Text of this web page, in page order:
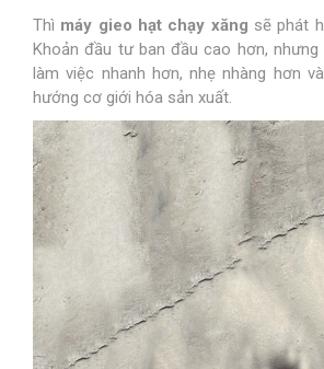
Thì máy gieo hạt chạy xăng sẽ phát
Khoản đầu tư ban đầu cao hơn, nhưng
làm việc nhanh hơn, nhẹ nhàng hơn
hướng cơ giới hóa sản xuất.